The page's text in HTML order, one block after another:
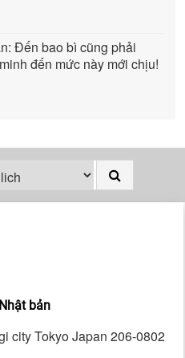
Đến bao bì cũng phải
đến mức này mới chịu!
bản
city Tokyo Japan 206-0802